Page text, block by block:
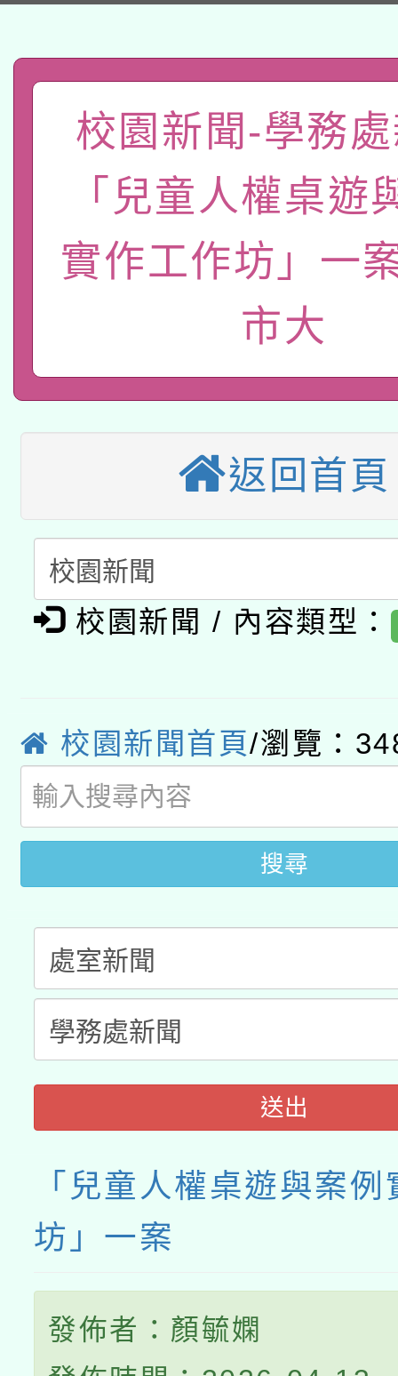
一案。
有關本府115年70歲以
人員健康講座「吃得安
案。
本校115學年度第2次
招甄選結果公告(無人
招)
適應運動共學行動站研
本館辦理115年度閱讀
暨閱讀推動專業研習
科技賦能─人工智慧
A3數位素養講師名單
本校115學年度第1次
第3次招考甄選結果公
本校115學年度第2次
次招考甄選結果公告(
公告之原住民族歲時祭
一案。
兒童少年暑期犯罪預防
答一案
人員健康講座「吃得安
心」，鼓勵退休同仁踴
本校115學年度第2次
招甄選結果公告(無人
適應運動共學行動站研
本館辦理115年度閱讀
礎課程
A3數位素養講師名單
校園新聞-學務
「兒童人權桌遊
實作工作坊」一
市大
返回首頁
校園新聞 / 內容類型：
校園新聞首頁/瀏覽：
搜尋
送出
「兒童人權桌遊與案
坊」一案
發佈者：顏毓嫻